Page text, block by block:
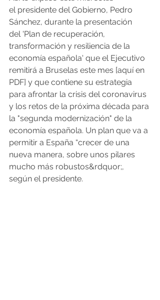
el presidente del Gobierno, Pedro
Sánchez, durante la presentación
del 'Plan de recuperación,
transformación y resiliencia de la
economía española' que el Ejecutivo
remitirá a Bruselas este mes [aquí en
PDF] y que contiene su estrategia
para afrontar la crisis del coronavirus
y los retos de la próxima década para
la "segunda modernización" de la
economía española. Un plan que va a
permitir a España “crecer de una
nueva manera, sobre unos pilares
mucho más robustos&rdquor;,
según el presidente.